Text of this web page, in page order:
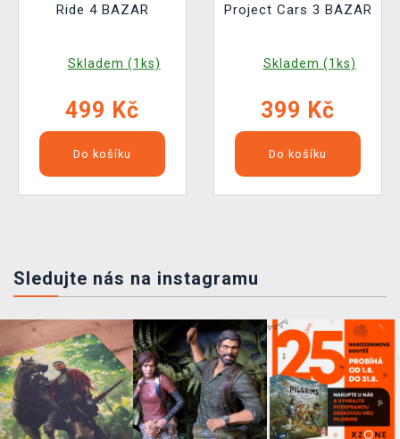
Ride 4 BAZAR
Skladem (1ks)
499 Kč
Do košíku
Project Cars 3 BAZAR
Skladem (1ks)
399 Kč
Do košíku
Sledujte nás na instagramu